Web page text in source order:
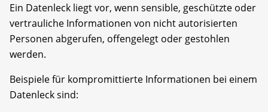
Ein Datenleck liegt vor, wenn sensible, geschützte oder
vertrauliche Informationen von nicht autorisierten
Personen abgerufen, offengelegt oder gestohlen
werden.
Beispiele für kompromittierte Informationen bei einem
Datenleck sind: